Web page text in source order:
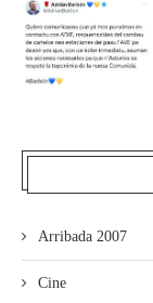
Arribada 2007
Cine